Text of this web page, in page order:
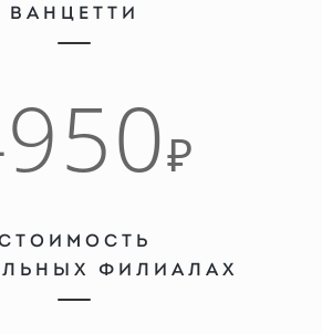
ВАНЦЕТТИ
₽
ФИЛИАЛАХ